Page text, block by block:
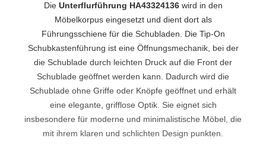
Die Unterflurführung HA43324136wird in den
Möbelkorpus eingesetzt und dient dort als
Führungsschiene für die Schubladen. Die Tip-On
Schubkastenführung ist eine Öffnungsmechanik, bei der
die Schublade durch leichten Druck auf die Front der
Schublade geöffnet werden kann. Dadurch wird die
Schublade ohne Griffe oder Knöpfe geöffnet und erhält
eine elegante, grifflose Optik. Sie eignet sich
insbesondere für moderne und minimalistische Möbel, die
mit ihrem klaren und schlichten Design punkten.